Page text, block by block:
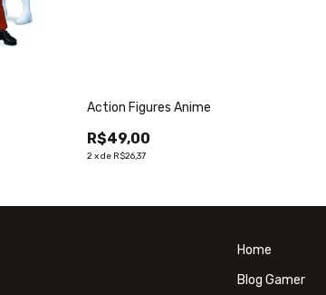
Action Figures Anime
R$49,00
2xde R$26,37
Home
Blog Gamer